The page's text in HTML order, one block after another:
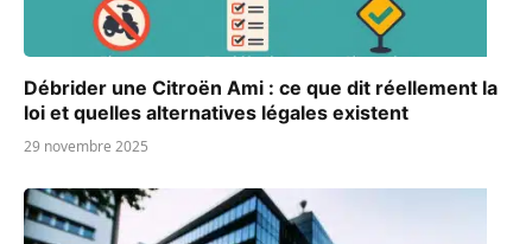
Débrider une Citroën Ami : ce que dit réellement la
loi et quelles alternatives légales existent
29 novembre 2025